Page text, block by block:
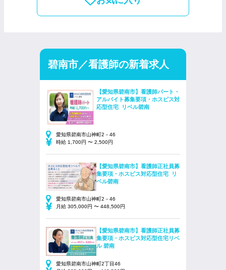
碧南市／看護師の新着求人
【愛知県碧南市】看護師パート・
アルバイト募集要項・ホスピス対
応型住宅 リベル碧南
愛知県碧南市山神町2－46
時給 1,700円 〜 2,500円
【愛知県碧南市】看護師正社員募
集要項・ホスピス対応型住宅 リ
ベル碧南
愛知県碧南市山神町2－46
月給 305,000円 〜 448,500円
【愛知県碧南市】看護師正社員募
集要項・ホスピス対応型住宅リベ
ル 碧南
愛知県碧南市山神町2丁目46